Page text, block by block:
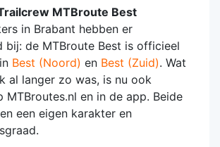
MTBroute Best
in Brabant hebben er
bij: de MTBroute Best is officieel
Best (Noord) en Best (Zuid). Wat
al langer zo was, is nu ook
MTBroutes.nl en in de app. Beide
een eigen karakter en